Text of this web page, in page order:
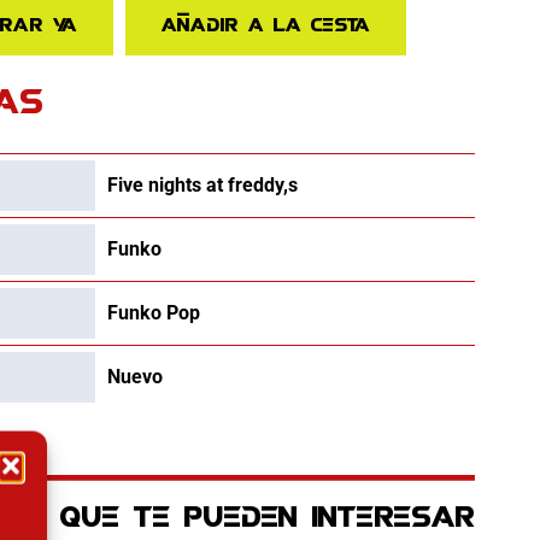
ya Añadir a la cesta
Five nights at freddy,s
Funko
Funko Pop
Nuevo
QUE TE PUEDEN INTERESAR